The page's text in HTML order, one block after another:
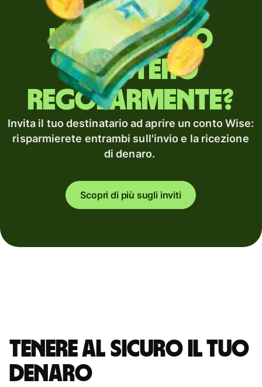
Invii denaro
all'estero
regolarmente?
Invita il tuo destinatario ad aprire un conto Wise:
risparmierete entrambi sull'invio e la ricezione
di denaro.
Scopri di più sugli inviti
Tenere al sicuro il tuo
denaro